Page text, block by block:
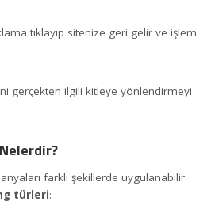
tıklayıp sitenize geri gelir ve işlem
gerçekten ilgili kitleye yönlendirmeyi
farklı şekillerde uygulanabilir.
türleri: